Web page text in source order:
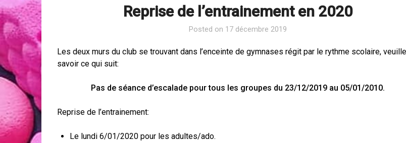
Reprise de l’entrainement en 2020
Posted on 17 décembre 2019
Les deux murs du club se trouvant dans l’enceinte de gymnases régit par le rythme scolaire,
savoir ce qui suit:
Pas de séance d’escalade pour tous les groupes du 23/12/2019 au 05/01/2010.
Reprise de l’entrainement:
Le lundi 6/01/2020 pour les adultes/ado.